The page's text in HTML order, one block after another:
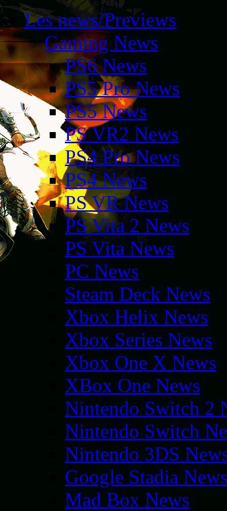
Les news/Previews
Gaming News
PS6 News
PS5 Pro News
PS5 News
PS VR2 News
PS4 Pro News
PS4 News
PS VR News
PS Vita 2 News
PS Vita News
PC News
Steam Deck News
Xbox Helix News
Xbox Series News
Xbox One X News
XBox One News
Nintendo Switch 2
Nintendo Switch
Nintendo 3DS
Google Stadia
Mad Box News